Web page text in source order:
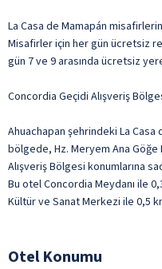
La Casa de Mamapán
Misafirler için her gün ücretsiz
gün 7 ve 9 arasında ücretsiz
Concordia Geçidi Alışveriş
Ahuachapan şehrindeki La Casa
bölgede, Hz. Meryem Ana
Alışveriş Bölgesi konumlarına
Bu otel Concordia Meydanı ile
Kültür ve Sanat Merkezi ile 0,5
Otel Konumu